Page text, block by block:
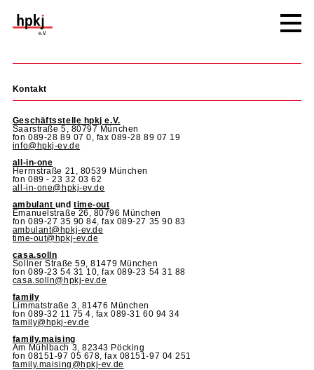
Navigation
Kontakt
Geschäftsstelle hpkj e.V.
Saarstraße 5, 80797 München
fon 089-28 89 07 0, fax 089-28 89 07 19
info@hpkj-ev.de
all-in-one
Herrnstraße 21, 80539 München
fon 089 - 23 32 03 62
all-in-one@hpkj-ev.de
ambulant undtime-out
Emanuelstraße 26, 80796 München
fon 089-27 35 90 84, fax 089-27 35 90 83
ambulant@hpkj-ev.de
time-out@hpkj-ev.de
casa.solln
Sollner Straße 59, 81479 München
fon 089-23 54 31 10, fax 089-23 54 31 88
casa.solln@hpkj-ev.de
family
Limmatstraße 3, 81476 München
fon 089-32 11 75 4, fax 089-31 60 94 34
family@hpkj-ev.de
family.maising
Am Mühlbach 3, 82343 Pöcking
fon 08151-97 05 678, fax 08151-97 04 251
family.maising@hpkj-ev.de
Navigation